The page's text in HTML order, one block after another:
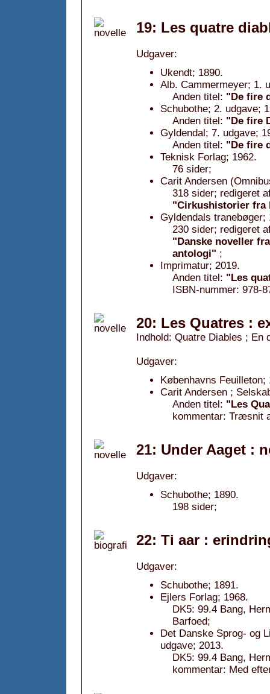
19: Les quatre
Udgaver:
Ukendt; 1890.
Alb. Cammermeyer; 1.
Anden titel: "De fire
Schubothe; 2. udgave;
Anden titel: "De fire
Gyldendal; 7. udgave;
Anden titel: "De fire
Teknisk Forlag; 1962.
76 sider;
Carit Andersen
318 sider; redigeret
"Cirkushistorier fra
Gyldendals tranebøger;
230 sider; redigeret
"Danske noveller
antologi" ;
Imprimatur; 2019.
Anden titel: "Les
ISBN-nummer: 978-
20: Les Quatres :
Indhold: Quatre Diables ; En
Udgaver:
Københavns Feuilleton;
Carit Andersen ;
Anden titel: "Les
kommentar: Træsnit
21: Under Aaget :
Udgaver:
Schubothe; 1890.
198 sider;
22: Ti aar :
Udgaver:
Schubothe; 1891.
Ejlers Forlag; 1968.
DK5: 99.4 Bang,
Barfoed;
Det Danske Sprog- og
udgave; 2013.
DK5: 99.4 Bang,
kommentar: Med